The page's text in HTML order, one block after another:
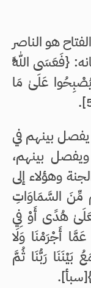
هو الناصر
{فَعَسَى اللَّهُ
عَلَىٰ مَا
يفصل بينهم في
بينهم،
وهؤلاء إلى
مِّنَ السَّمَاوَاتِ
هُدًى أَوْ فِي
عَمَّا أَجْرَمْنَا وَلَا
قُلْ يَجْمَعُ بَيْنَنَا رَبُّنَا ثُمَّ